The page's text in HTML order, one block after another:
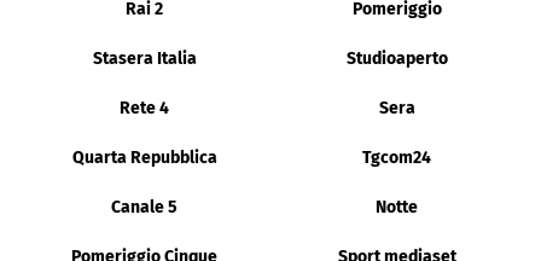
Rai 2 Pomeriggio
Stasera Italia Studioaperto
Rete 4 Sera
Quarta Repubblica Tgcom24
Canale 5 Notte
Pomeriggio Cinque Sport mediaset